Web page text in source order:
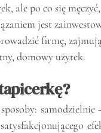
ale po co się
jest
firmę,
domowy użytek.